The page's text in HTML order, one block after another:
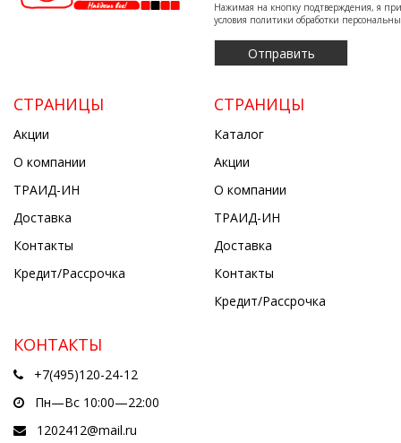
Нажимая на кнопку подтверждения, я
условия политики обработки
СТРАНИЦЫ
Акции
О компании
ТРАИД-ИН
Доставка
Контакты
Кредит/Рассрочка
СТРАНИЦЫ
Каталог
Акции
О компании
ТРАИД-ИН
Доставка
Контакты
Кредит/Рассрочка
КОНТАКТЫ
+7(495)120-24-12
Пн—Вс 10:00—22:00
1202412@mail.ru